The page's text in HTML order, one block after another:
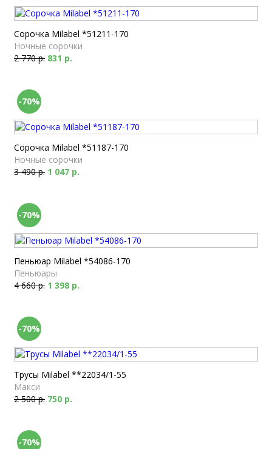
Сорочка Milabel *51211-170
Ночные сорочки
2 770 р. 831 р.
-70%
Сорочка Milabel *51187-170
Ночные сорочки
3 490 р. 1 047 р.
-70%
Пеньюар Milabel *54086-170
Пеньюары
4 660 р. 1 398 р.
-70%
Трусы Milabel **22034/1-55
Макси
2 500 р. 750 р.
-70%